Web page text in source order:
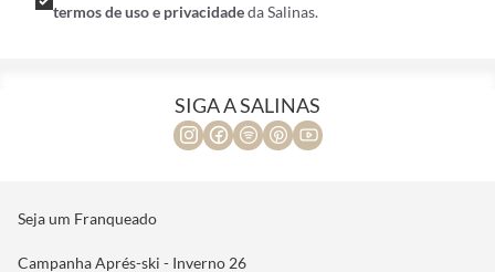
termos de uso e privacidadeda Salinas.
SIGA A SALINAS
Seja um Franqueado
Campanha Aprés-ski - Inverno 26